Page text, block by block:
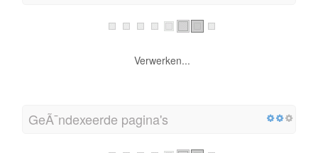
Verwerken...
GeÃ¯ndexeerde pagina's